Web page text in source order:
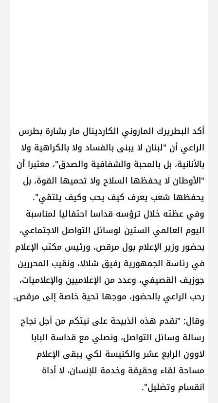
أكد البطريرك الماروني الكاردينال ​مار بشارة بطرس
الراعي​ أن "​لبنان​ لا يبنى بالفساد ولا بالكراهية ولا
بالأنانية، بل بالمحبة والشفافية والصدق"، معتبرا أن
"الأوطان لا يحفظها السلاح ولا تحميها القوة، بل
يحفظها شعب يعرف كيف يحب وكيف يلتقي".
وفي عظته خلال ترؤسه قداسا احتفاليا لمناسبة
اليوم العالمي الستين ل​وسائل التواصل الاجتماعي​،
بحضور وزير الإعلام ​بول مرقص​، ورئيس مكتب الإعلام
في رئاسة الجمهورية ​رفيق شلالا​، ونقيب المحررين ​
جوزيف القصيفي​، وعدد من الإعلاميين والإعلاميات،
رحب الراعي بالحضور، موجها تحية خاصة إلى مرقص.
وقال: "نقدم هذه الذبيحة على نيتكم من أجل نجاح
رسالة وسائل التواصل، ونصلي مع قداسة البابا
لاوون الرابع عشر والكنيسة لكي يبقى الإعلام
مساحة لقاء وحقيقة وخدمة للإنسان، لا أداة
انقسام وتضليل".